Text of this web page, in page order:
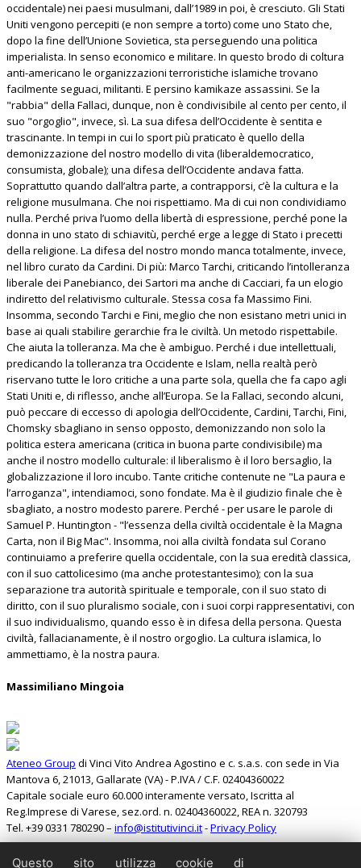
occidentale) nei paesi musulmani, dall’1989 in poi, è cresciuto. Gli Stati
Uniti vengono percepiti (e non sempre a torto) come uno Stato che,
dopo la fine dell’Unione Sovietica, sta perseguendo una politica
imperialista. In senso economico e militare. In questo brodo di coltura
anti-americano le organizzazioni terroristiche islamiche trovano
facilmente seguaci, militanti. E persino kamikaze assassini. Se la
"rabbia" della Fallaci, dunque, non è condivisibile al cento per cento, il
suo "orgoglio", invece, sì. La sua difesa dell’Occidente è sentita e
trascinante. In tempi in cui lo sport più praticato è quello della
demonizzazione del nostro modello di vita (liberaldemocratico,
consumista, globale); una difesa dell’Occidente andava fatta.
Soprattutto quando dall’altra parte, a contrapporsi, c’è la cultura e la
religione musulmana. Che noi rispettiamo. Ma di cui non condividiamo
nulla. Perché priva l’uomo della libertà di espressione, perché pone la
donna in uno stato di schiavitù, perché erge a legge di Stato i precetti
della religione. La difesa del nostro mondo manca totalmente, invece,
nel libro curato da Cardini. Di più: Marco Tarchi, criticando l’intolleranza
liberale dei Panebianco, dei Sartori ma anche di Cacciari, fa un elogio
indiretto del relativismo culturale. Stessa cosa fa Massimo Fini.
Insomma, secondo Tarchi e Fini, meglio che non esistano metri unici in
base ai quali stabilire gerarchie fra le civiltà. Un metodo rispettabile.
Che aiuta la tolleranza. Ma che è ambiguo. Perché i due intellettuali,
predicando la tolleranza tra Occidente e Islam, nella realtà però
riservano tutte le loro critiche a una parte sola, quella che fa capo agli
Stati Uniti e, di riflesso, anche all’Europa. Se la Fallaci, secondo alcuni,
può peccare di eccesso di apologia dell’Occidente, Cardini, Tarchi, Fini,
Chomsky sbagliano in senso opposto, demonizzando non solo la
politica estera americana (critica in buona parte condivisibile) ma
anche il nostro modello culturale: il liberalismo è il loro bersaglio, la
globalizzazione il loro incubo. Tante critiche contenute ne "La paura e
l’arroganza", intendiamoci, sono fondate. Ma è il giudizio finale che è
sbagliato, a nostro modesto parere. Perché - per usare le parole di
Samuel P. Huntington - "l’essenza della civiltà occidentale è la Magna
Carta, non il Big Mac". Insomma, noi alla civiltà fondata sul Corano
continuiamo a preferire quella occidentale, con la sua eredità classica,
con il suo cattolicesimo (ma anche protestantesimo); con la sua
separazione tra autorità spirituale e temporale, con il suo stato di
diritto, con il suo pluralismo sociale, con i suoi corpi rappresentativi, con
il suo individualismo, quando esso è in difesa della persona. Questa
civiltà, fallacianamente, è il nostro orgoglio. La cultura islamica, lo
ammettiamo, è la nostra paura.
Massimiliano Mingoia
Ateneo Group di Vinci Vito Andrea Agostino e c. s.a.s. con sede in Via
Mantova 6, 21013, Gallarate (VA) - P.IVA / C.F. 02404360022
Capitale sociale euro 60.000 interamente versato, Iscritta al
Reg.Imprese di Varese, sez.ord. n. 02404360022, REA n. 320793
Tel. +39 0331 780290 – info@istitutivinci.it-Privacy Policy
Questo sito utilizza cookie di